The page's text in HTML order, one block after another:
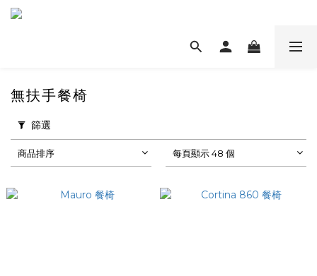
無扶手餐椅
篩選
商品排序 每頁顯示 48 個